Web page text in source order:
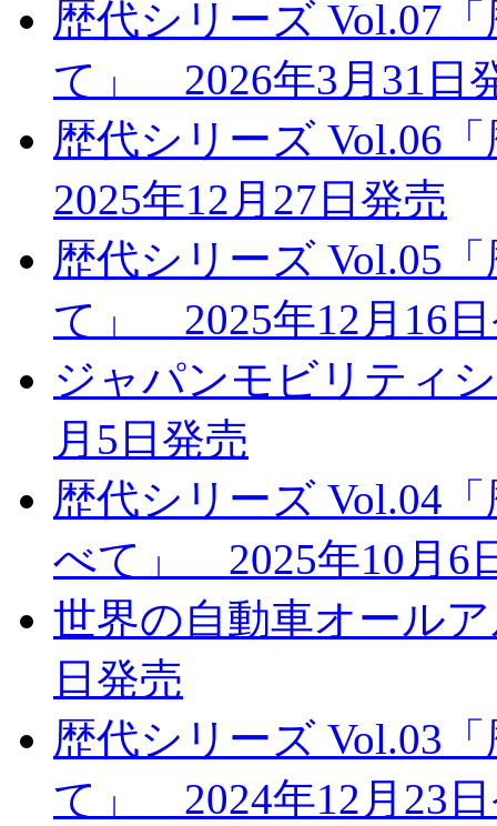
歴代シリーズ Vol.07
て」 2026年3月31日
歴代シリーズ Vol.06
2025年12月27日発売
歴代シリーズ Vol.05
て」 2025年12月16
ジャパンモビリティ
月5日発売
歴代シリーズ Vol.04
べて」 2025年10月6
世界の自動車オール
日発売
歴代シリーズ Vol.03
て」 2024年12月23